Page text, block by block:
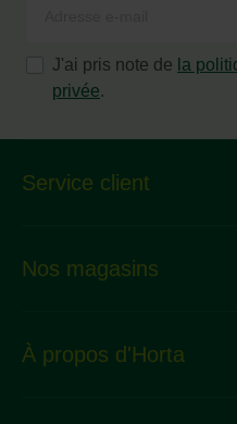
J'ai pris note de la
privée.
Service client
Nos magasins
À propos d'Horta